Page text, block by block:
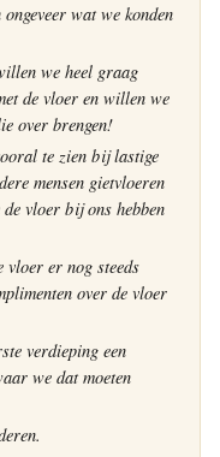
wat we konden
we heel graag
de vloer en willen we
over brengen!
te zien bij lastige
mensen gietvloeren
vloer bij ons hebben
er nog steeds
over de vloer
verdieping een
we dat moeten